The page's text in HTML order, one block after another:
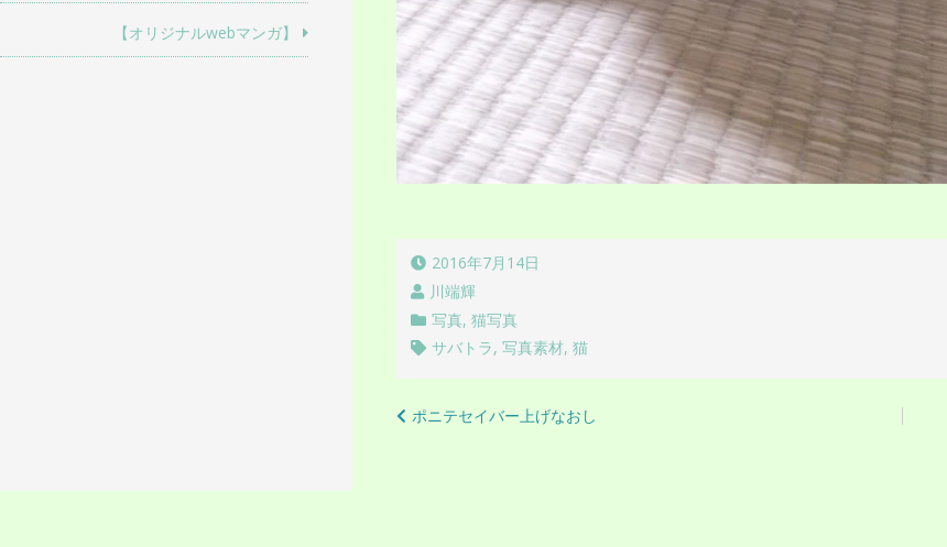
【オリジナルwebマンガ】
2016年7月14日
川端輝
写真,猫写真
サバトラ,写真素材,猫
投ポニテセイバー上げなおし